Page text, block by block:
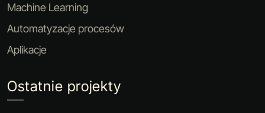
Machine Learning
Automatyzacje procesów
Aplikacje
Ostatnie projekty